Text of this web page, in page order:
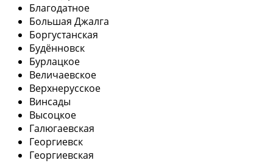
Благодатное
Большая Джалга
Боргустанская
Будённовск
Бурлацкое
Величаевское
Верхнерусское
Винсады
Высоцкое
Галюгаевская
Георгиевск
Георгиевская